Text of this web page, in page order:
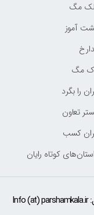
مگ
آموز
مگ
را بگرد
تعاون
کسب
کوتاه رایان
Info (at) parshamkala.ir